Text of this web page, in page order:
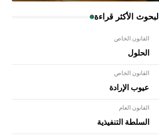
البحوث الأكثر قراءة
القانون الخاص
الحلول
القانون الخاص
عيوب الإرادة
القانون العام
السلطة التنفيذية